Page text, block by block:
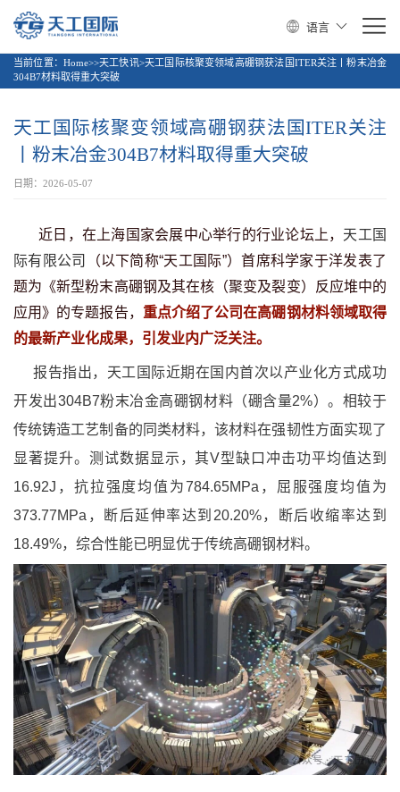
语言
当前位置： Home>>天工快讯>天工国际核聚变领域高硼钢获法国ITER关注丨粉末冶金
304B7材料取得重大突破
天工国际核聚变领域高硼钢获法国ITER关注
丨粉末冶金304B7材料取得重大突破
日期：2026-05-07
近日，在上海国家会展中心举行的行业论坛上， 天工国
际有限公司
（以下简称“天工国际”）首席科学家于洋发表了
题为《新型粉末高硼钢及其在核（聚变及裂变）反应堆中的
应用》的专题报告， 重点介绍了公司在高硼钢材料领域取得
的最新产业化成果，引发业内广泛关注。
报告指出，天工国际近期在国内首次以产业化方式成功
开发出304B7粉末冶金高硼钢材料（硼含量2%）。相较于
传统铸造工艺制备的同类材料，该材料在强韧性方面实现了
显著提升。测试数据显示，其V型缺口冲击功平均值达到
16.92J，抗拉强度均值为784.65MPa，屈服强度均值为
373.77MPa，断后延伸率达到20.20%，断后收缩率达到
18.49%，综合性能已明显优于传统高硼钢材料。